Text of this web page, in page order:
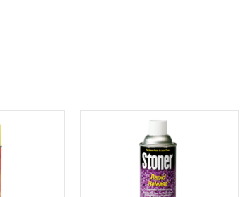
Temperaturen zu
vor der Anwendung von
1,1,1-Trichlorethan oder